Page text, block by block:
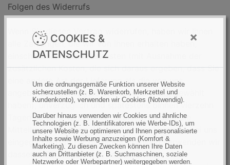
COOKIES &
DATENSCHUTZ
×
Um die ordnungsgemäße Funktion unserer Website
sicherzustellen (z. B. Warenkorb, Merkzettel und
Kundenkonto), verwenden wir Cookies (Notwendig).
Darüber hinaus verwenden wir Cookies und ähnliche
Technologien (z. B. Identifikatoren wie Werbe-IDs), um
unsere Website zu optimieren und Ihnen personalisierte
Inhalte sowie Werbung anzuzeigen (Komfort &
Marketing). Zu diesen Zwecken können Ihre Daten
auch an Drittanbieter (z. B. Suchmaschinen, soziale
Netzwerke oder Werbepartner) weitergegeben werden.
Folgen des Widerrufs
Wenn Sie diesen Vertrag widerrufen, haben wir Ihnen
alle Zahlungen, die wir von Ihnen erhalten haben,
einschließlich der Lieferkosten (mit Ausnahme der
zusätzlichen Kosten, die sich daraus ergeben, dass Sie
eine andere Art der Lieferung als die von uns
angebotene, günstigste Standardlieferung gewählt
haben), unverzüglich und spätestens binnen vierzehn
Tagen ab dem Tag zurückzuzahlen, an dem die
Mitteilung über Ihren Widerruf dieses Vertrags bei uns
eingegangen ist. Für diese Rückzahlung verwenden wir
dasselbe Zahlungsmittel, das Sie bei der